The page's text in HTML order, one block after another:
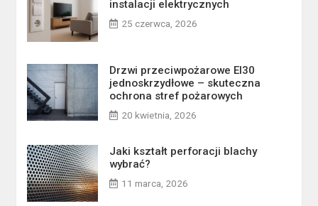
instalacji elektrycznych
25 czerwca, 2026
Drzwi przeciwpożarowe EI30
jednoskrzydłowe – skuteczna
ochrona stref pożarowych
20 kwietnia, 2026
Jaki kształt perforacji blachy
wybrać?
11 marca, 2026